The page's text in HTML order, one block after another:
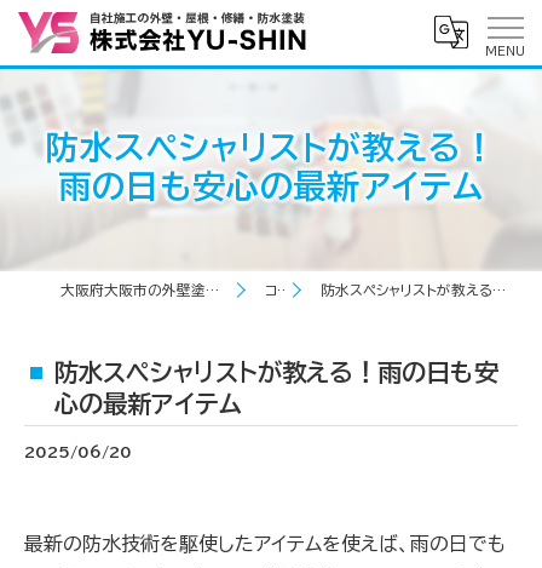
防水スペシャリストが教える！
雨の日も安心の最新アイテム
大阪府大阪市の外壁塗装なら株式会社YU-SHIN コラム 防水スペシャリストが教える！雨の日も安心の最新アイテム
防水スペシャリストが教える！雨の日も安
心の最新アイテム
2025/06/20
最新の防水技術を駆使したアイテムを使えば、雨の日でも